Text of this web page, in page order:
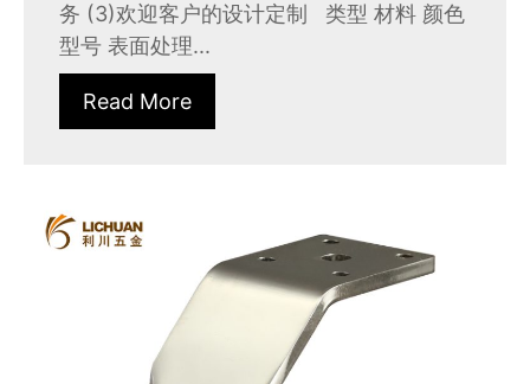
务 (3)欢迎客户的设计定制 类型 材料 颜色
型号 表面处理...
Read More